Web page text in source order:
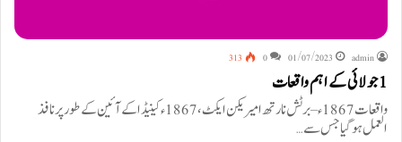
admin
01/07/2023
0
313
1 جولائی کے اہم واقعات
واقعات 1867ء – برٹش نارتھ امیریکن ایکٹ، 1867ء کینیڈا کے آئین کے طور پر نافذ
العمل ہو گیا جس سے…